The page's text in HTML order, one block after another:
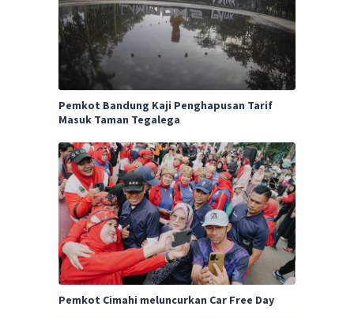
Pemkot Bandung Kaji Penghapusan Tarif
Masuk Taman Tegalega
Pemkot Cimahi meluncurkan Car Free Day